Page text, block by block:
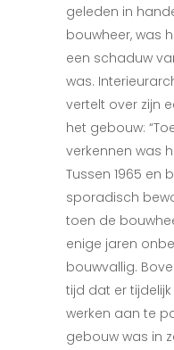
geleden in
bouwheer, was
een schaduw
was.
vertelt over zijn
het gebouw:
verkennen was
Tussen 1965 en
sporadisch
toen de
enige jaren
bouwvallig.
tijd dat er
werken aan te
gebouw was in